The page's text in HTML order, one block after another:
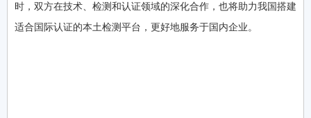
时，双方在技术、检测和认证领域的深化合作，也将助力我国搭建
适合国际认证的本土检测平台，更好地服务于国内企业。